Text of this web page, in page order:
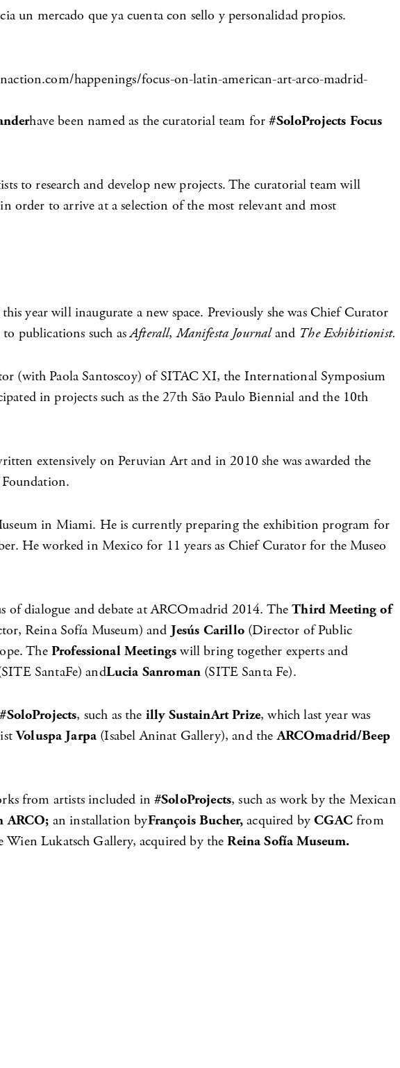
un mercado que ya cuenta con sello y personalidad propios.
happenings/focus-on-latin-american-art-arco-madrid-
have been named as the curatorial team for#SoloProjects Focus
to research and develop new projects. The curatorial team will
order to arrive at a selection of the most relevant and most
year will inaugurate a new space. Previously she was Chief Curator
publications such asAfterall,Manifesta Journaland The Exhibitionist.
(with Paola Santoscoy) of SITAC XI, the International Symposium
in projects such as the 27th São Paulo Biennial and the 10th
extensively on Peruvian Art and in 2010 she was awarded the
in Miami. He is currently preparing the exhibition program for
He worked in Mexico for 11 years as Chief Curator for the Museo
dialogue and debate at ARCOmadrid 2014. TheThird Meeting of
Reina Sofía Museum) and Jesús Carillo(Director of Public
The Professional Meetings will bring together experts and
SantaFe) andLucia Sanroman (SITE Santa Fe).
#SoloProjects, such as the illy SustainArt Prize, which last year was
Voluspa Jarpa (Isabel Aninat Gallery), and theARCOmadrid/Beep
from artists included in #SoloProjects, such as work by the Mexican
ARCO; an installation byFrançois Bucher,acquired byCGACfrom
Wien Lukatsch Gallery, acquired by theReina Sofía Museum.